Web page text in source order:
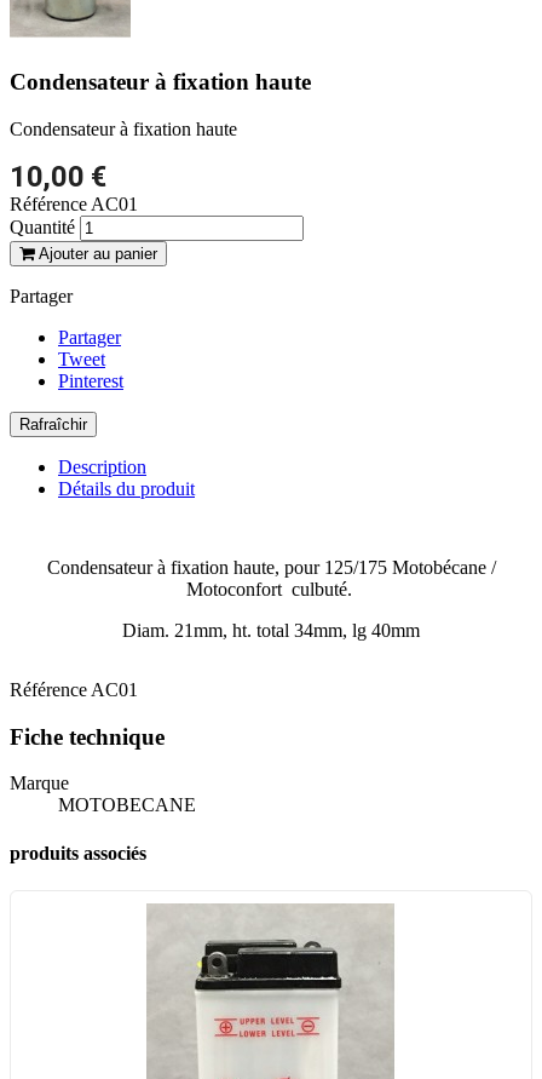
Condensateur à fixation haute
Condensateur à fixation haute
10,00 €
Référence AC01
Quantité
Ajouter au panier
Partager
Partager
Tweet
Pinterest
Description
Détails du produit
Condensateur à fixation haute, pour 125/175 Motobécane /
Motoconfort culbuté.
Diam. 21mm, ht. total 34mm, lg 40mm
Référence AC01
Fiche technique
Marque
MOTOBECANE
produits associés